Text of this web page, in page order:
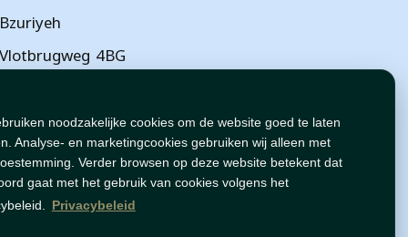
noodzakelijke cookies om de website goed te laten
Analyse- en marketingcookies gebruiken wij alleen met
Verder browsen op deze website betekent dat
gaat met het gebruik van cookies volgens het
Privacybeleid
Bzuriyeh
Vlotbrugweg 4BG
Flevoland
NL